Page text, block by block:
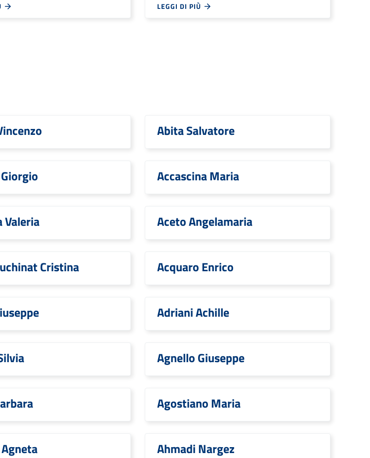
LEGGI DI PIÙ
Abita Salvatore
Accascina Maria
Valeria Aceto Angelamaria
Cristina Acquaro Enrico
Adriani Achille
Agnello Giuseppe
Agostiano Maria
Ahmadi Nargez